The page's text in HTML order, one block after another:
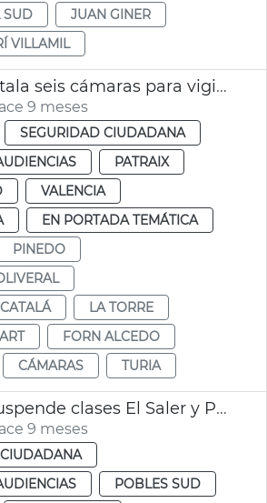
SUD
JUAN GINER
VILLAMIL
València instala seis cámaras para vigilar el caudal del Turia
9 meses
SEGURIDAD CIUDADANA
PATRAIX
VALENCIA
EN PORTADA TEMÁTICA
PINEDO
LA TORRE
FORN ALCEDO
CÁMARAS TURIA
CECOPAL suspende clases El Saler y Pinedo València
9 meses
POBLES SUD